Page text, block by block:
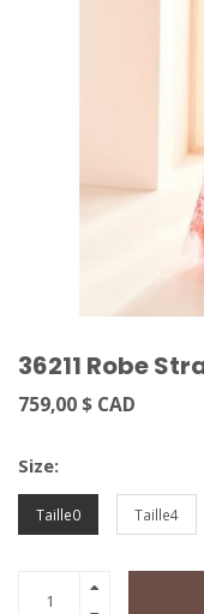
36211 Robe
759,00 $ CAD
Size:
Taille0 Taille4